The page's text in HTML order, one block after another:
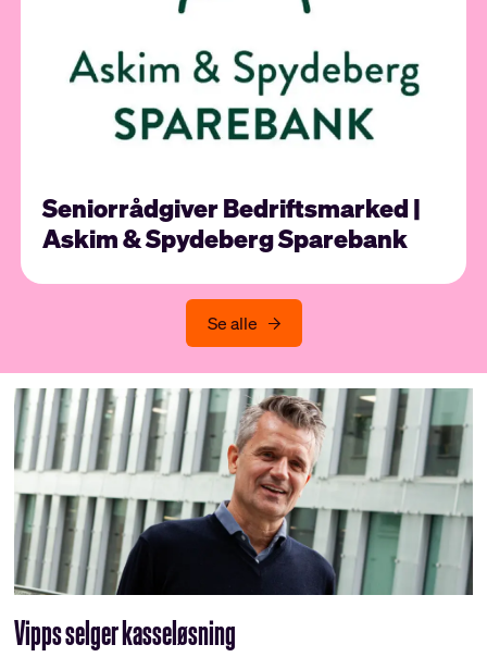
Seniorrådgiver Bedriftsmarked |
Askim & Spydeberg Sparebank
Se alle
Vipps selger kasseløsning